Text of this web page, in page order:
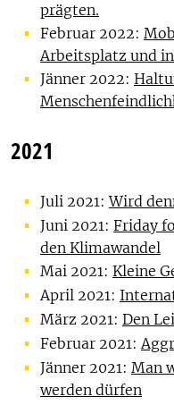
prägten.
Februar 2022:
Arbeitsplatz und
Jänner 2022:
2021
Juli 2021:Wird
Juni 2021: Friday
den Klimawandel
Mai 2021: Kleine
April 2021:
März 2021: Den
Februar 2021:
Jänner 2021: Man
werden dürfen